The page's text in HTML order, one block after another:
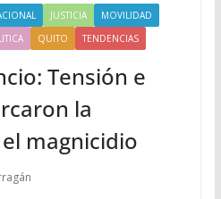
JUSTICIA
MOVILIDAD
QUITO TENDENCIAS
Tensión e
la
magnicidio